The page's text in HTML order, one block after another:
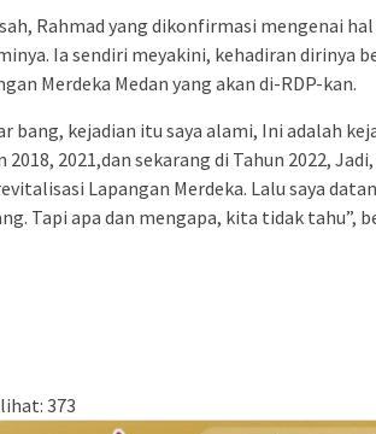
Rahmad yang dikonfirmasi mengenai
Ia sendiri meyakini, kehadiran dirinya
Merdeka Medan yang akan di-RDP-kan.
bang, kejadian itu saya alami, Ini adalah
2018, 2021,dan sekarang di Tahun 2022,
Lapangan Merdeka. Lalu saya
Tapi apa dan mengapa, kita tidak tahu”,
373